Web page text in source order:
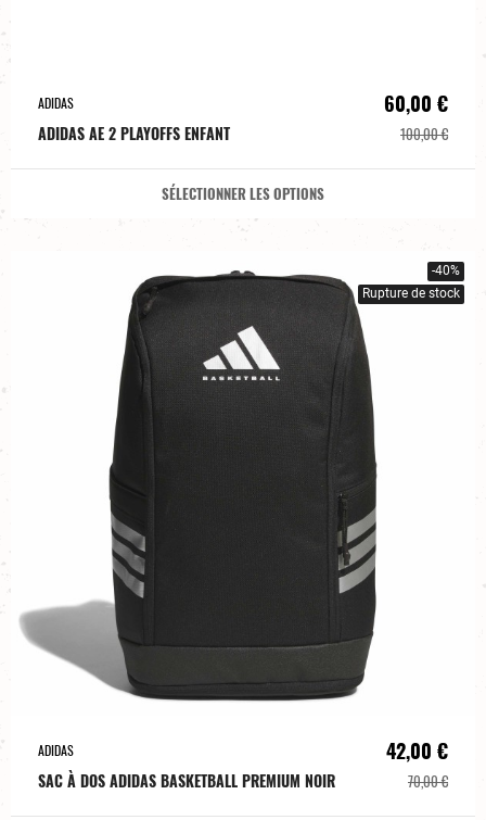
ADIDAS
ADIDAS AE 2 PLAYOFFS ENFANT
60,00 €
100,00 €
SÉLECTIONNER LES OPTIONS
-40%
Rupture de stock
ADIDAS
SAC À DOS ADIDAS BASKETBALL PREMIUM NOIR
42,00 €
70,00 €